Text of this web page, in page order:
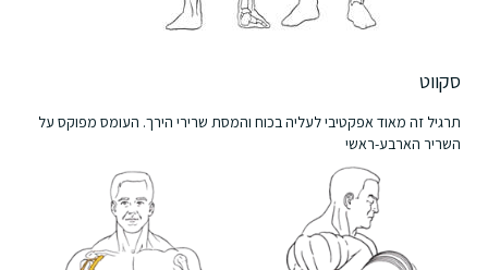
סקווט
תרגיל זה מאוד אפקטיבי לעליה בכוח והמסת שרירי הירך. העומס מפוקס על
השריר הארבע-ראשי